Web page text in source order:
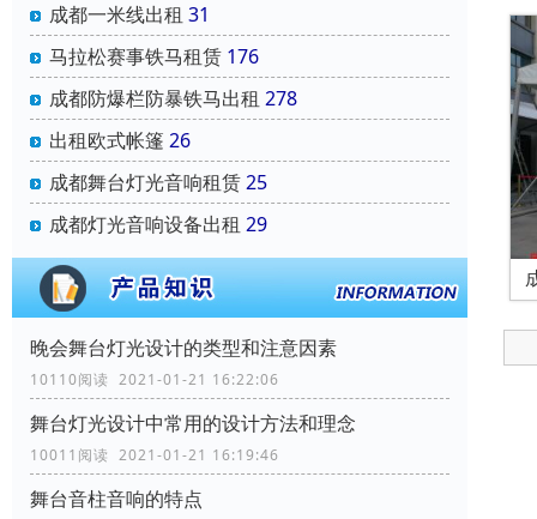
成都一米线出租 31
马拉松赛事铁马租赁 176
成都防爆栏防暴铁马出租 278
出租欧式帐篷 26
成都舞台灯光音响租赁25
成都灯光音响设备出租 29
晚会舞台灯光设计的类型和注意因素
10110阅读 2021-01-21 16:22:06
舞台灯光设计中常用的设计方法和理念
10011阅读 2021-01-21 16:19:46
舞台音柱音响的特点